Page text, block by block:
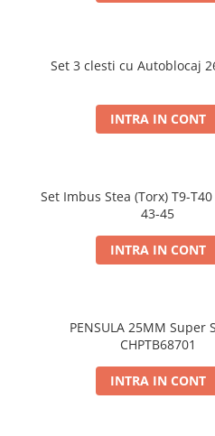
Set 3 clesti cu Autoblocaj
INTRA IN CONT
Set Imbus Stea (Torx) T9-
43-45
INTRA IN CONT
PENSULA 25MM Super
CHPTB68701
INTRA IN CONT